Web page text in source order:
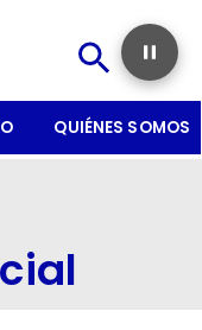
QUIÉNES SOMOS